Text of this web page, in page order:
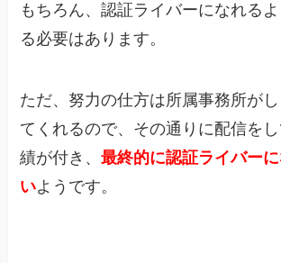
もちろん、認証ライバーになれる
る必要はあります。
ただ、努力の仕方は所属事務所がし
てくれるので、その通りに配信を
績が付き、最終的に認証ライバー
いようです。